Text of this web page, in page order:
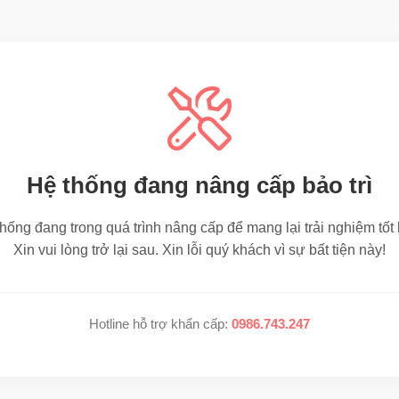
Hệ thống đang nâng cấp bảo trì
đang trong quá trình nâng cấp để mang lại trải nghiệm tốt
Xin vui lòng trở lại sau. Xin lỗi quý khách vì sự bất tiện này!
Hotline hỗ trợ khẩn cấp: 0986.743.247